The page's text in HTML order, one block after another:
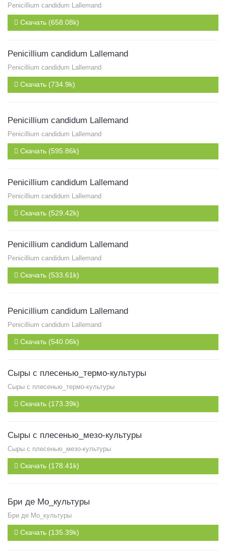
Penicillium candidum Lallemand
Скачать (658.08k)
Penicillium candidum Lallemand
Penicillium candidum Lallemand
Скачать (734.9k)
Penicillium candidum Lallemand
Penicillium candidum Lallemand
Скачать (595.86k)
Penicillium candidum Lallemand
Penicillium candidum Lallemand
Скачать (529.42k)
Penicillium candidum Lallemand
Penicillium candidum Lallemand
Скачать (533.61k)
Penicillium candidum Lallemand
Penicillium candidum Lallemand
Скачать (540.06k)
Сыры с плесенью_термо-культуры
Сыры с плесенью_термо-культуры
Скачать (173.39k)
Сыры с плесенью_мезо-культуры
Сыры с плесенью_мезо-культуры
Скачать (178.41k)
Бри де Мо_культуры
Бри де Мо_культуры
Скачать (135.39k)